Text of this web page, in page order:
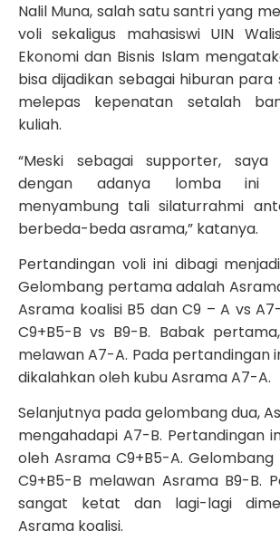
Nalil Muna, salah satu santri yang
voli sekaligus mahasiswi UIN
Ekonomi dan Bisnis Islam
bisa dijadikan sebagai hiburan para
melepas kepenatan setalah
kuliah.
“Meski sebagai supporter,
dengan adanya lomba ini
menyambung tali silaturrahmi
berbeda-beda asrama,” katanya.
Pertandingan voli ini dibagi
Gelombang pertama adalah
Asrama koalisi B5 dan C9 – A vs
C9+B5-B vs B9-B. Babak
melawan A7-A. Pada pertandingan
dikalahkan oleh kubu Asrama A7-A.
Selanjutnya pada gelombang dua,
mengahadapi A7-B. Pertandingan
oleh Asrama C9+B5-A.
C9+B5-B melawan Asrama B9-B.
sangat ketat dan lagi-lagi
Asrama koalisi.